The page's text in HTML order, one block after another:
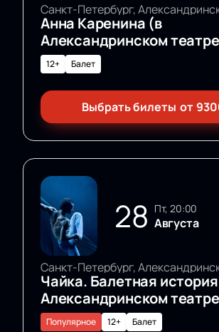
Анна Каренина (в
Александринском
12+ Балет
Выбрать билеты от
28 пт, 20:00
Августа
Чайка. Балетная
Александринском
12+ Балет
Популярное